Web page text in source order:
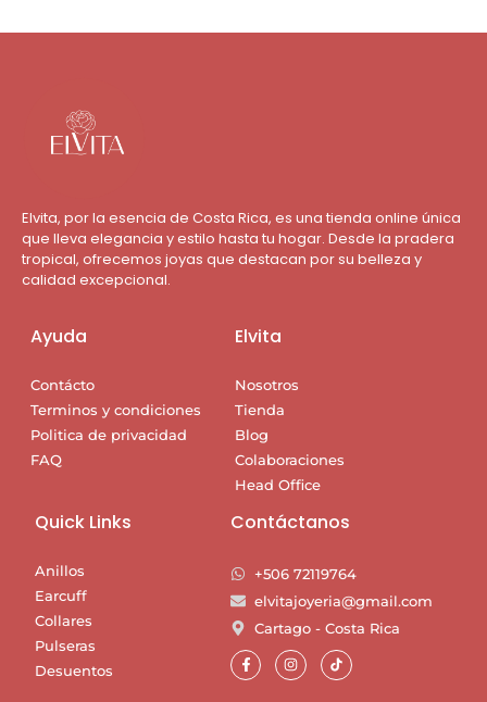
Elvita, por la esencia de Costa Rica, es una tienda online única
que lleva elegancia y estilo hasta tu hogar. Desde la pradera
tropical, ofrecemos joyas que destacan por su belleza y
calidad excepcional.
Ayuda
Contácto
Terminos y condiciones
Politica de privacidad
FAQ
Elvita
Nosotros
Tienda
Blog
Colaboraciones
Head Office
Quick Links
Anillos
Earcuff
Collares
Pulseras
Desuentos
Contáctanos
+506 72119764
elvitajoyeria@gmail.com
Cartago - Costa Rica